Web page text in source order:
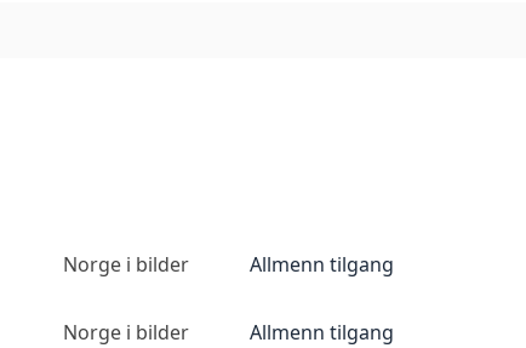
Norge i bilder Allmenn tilgang
Norge i bilder Allmenn tilgang